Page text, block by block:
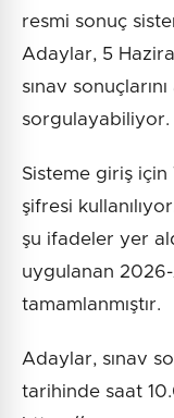
resmi sonuç
Adaylar, 5
sınav
sorgulayabiliyor.
Sisteme giriş için
şifresi
şu ifadeler yer
uygulanan
tamamlanmıştır.
Adaylar, sınav
tarihinde saat